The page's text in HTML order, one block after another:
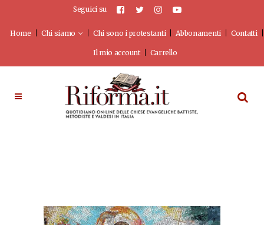
Seguici su
Home Chi siamo Chi sono i protestanti Abbonamenti Contatti
Il mio account Carrello